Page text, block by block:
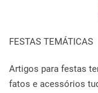
FESTAS TEMÁTICAS
Artigos para festas
fatos e acessórios